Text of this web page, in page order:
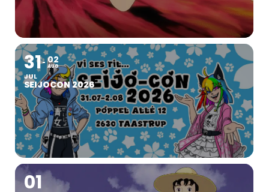
31
JUL
02
AUG
SEIJOCON 2026
01